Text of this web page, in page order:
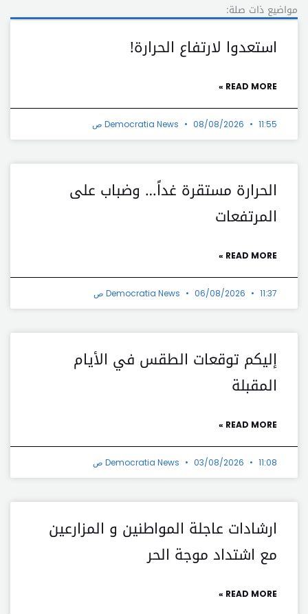
مواضيع ذات صلة:
استعدوا لارتفاع الحرارة!
READ MORE »
Democratia News 08/08/2026 11:55 ص
الحرارة مستقرة غداً… وضباب على
المرتفعات
READ MORE »
Democratia News 06/08/2026 11:37 ص
إليكم توقعات الطقس في الأيام
المقبلة
READ MORE »
Democratia News 03/08/2026 11:08 ص
ارشادات عاجلة المواطنين و المزارعين
مع اشتداد موجة الحر
READ MORE »